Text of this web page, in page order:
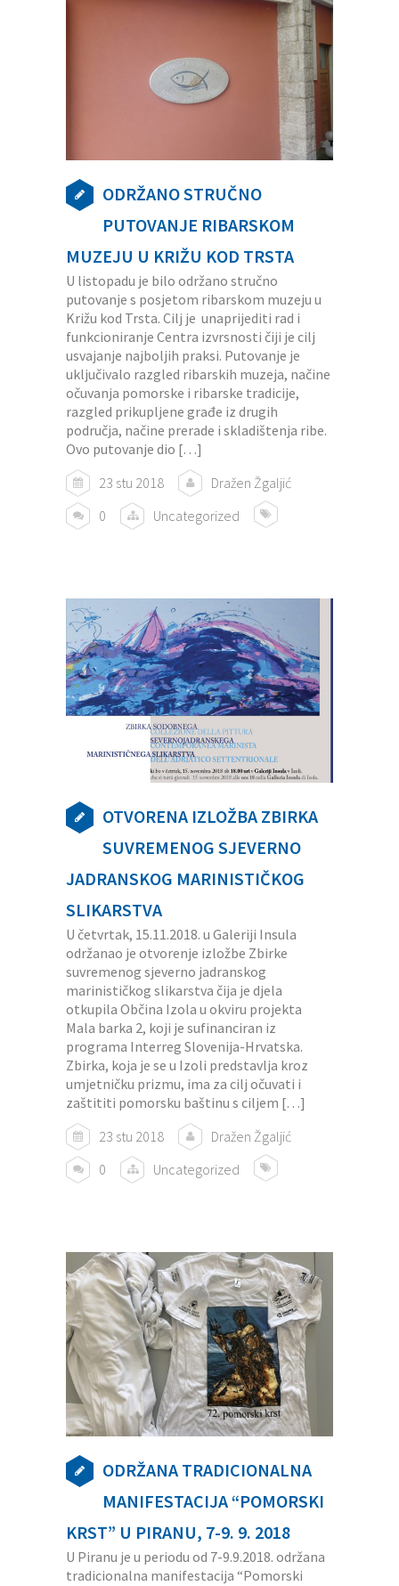
ODRŽANO STRUČNO
PUTOVANJE RIBARSKOM
MUZEJU U KRIŽU KOD TRSTA
U listopadu je bilo održano stručno
putovanje s posjetom ribarskom muzeju u
Križu kod Trsta. Cilj je unaprijediti rad i
funkcioniranje Centra izvrsnosti čiji je cilj
usvajanje najboljih praksi. Putovanje je
uključivalo razgled ribarskih muzeja, načine
očuvanja pomorske i ribarske tradicije,
razgled prikupljene građe iz drugih
područja, načine prerade i skladištenja ribe.
Ovo putovanje dio […]
23 stu 2018
Dražen Žgaljić
0
Uncategorized
OTVORENA IZLOŽBA ZBIRKA
SUVREMENOG SJEVERNO
JADRANSKOG MARINISTIČKOG
SLIKARSTVA
U četvrtak, 15.11.2018. u Galeriji Insula
održanao je otvorenje izložbe Zbirke
suvremenog sjeverno jadranskog
marinističkog slikarstva čija je djela
otkupila Občina Izola u okviru projekta
Mala barka 2, koji je sufinanciran iz
programa Interreg Slovenija-Hrvatska.
Zbirka, koja je se u Izoli predstavlja kroz
umjetničku prizmu, ima za cilj očuvati i
zaštititi pomorsku baštinu s ciljem […]
23 stu 2018
Dražen Žgaljić
0
Uncategorized
ODRŽANA TRADICIONALNA
MANIFESTACIJA “POMORSKI
KRST” U PIRANU, 7-9. 9. 2018
U Piranu je u periodu od 7-9.9.2018. održana
tradicionalna manifestacija “Pomorski